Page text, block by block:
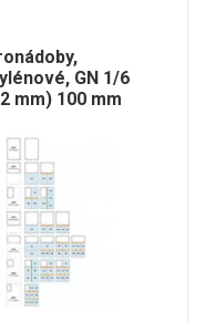
GN 1/6
mm) 100 mm